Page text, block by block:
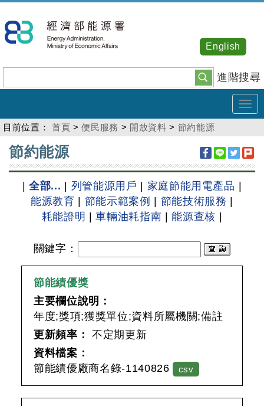
到
主
內
容
進階搜尋
English
目前位置： 首頁 >便民服務 > 開放資料 > 節約能源
:::
節約能源
|全部... 列管能源用戶 家庭節能用電產品
能源教育
節能示範案例 節能技術服務
耗能證明
|車輛油耗指南 |能源查核
關鍵字 ：
節能績優獎
主要欄位說明：
年度;獎項;獲獎單位;資料所屬機關;備註
更新頻率：
不定期更新
資料檔案：
節能績優廠商名錄-1140826
csv